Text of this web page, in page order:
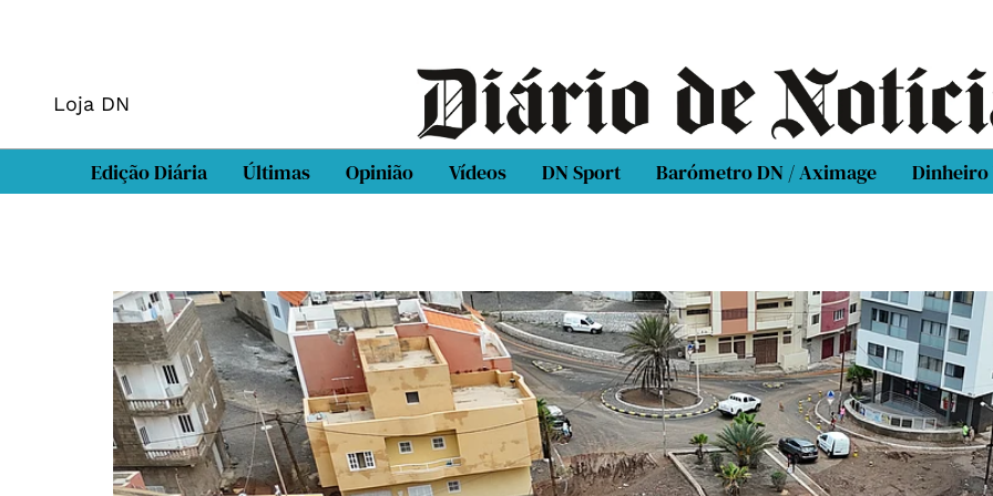
Loja DN
Edição Diária Últimas Opinião Vídeos DN Sport Barómetro DN / Aximage Dinheiro